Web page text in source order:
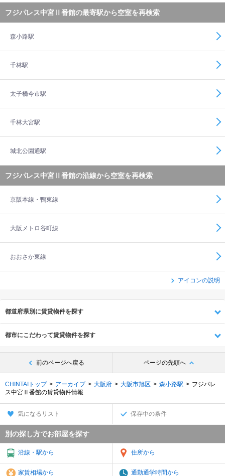
フジパレス中宮Ⅱ番館の最寄駅から空室を再検索
森小路駅
千林駅
太子橋今市駅
千林大宮駅
城北公園通駅
フジパレス中宮Ⅱ番館の沿線から空室を再検索
京阪本線・鴨東線
大阪メトロ谷町線
おおさか東線
アイコンの説明
都道府県別に賃貸物件を探す
都市にこだわって賃貸物件を探す
前のページへ戻る ページの先頭へ
CHINTAIトップ アーカイブ 大阪府 大阪市旭区 森小路駅
フジパレ
ス中宮Ⅱ番館の賃貸物件情報
気になるリスト 保存中の条件
別の探し方でお部屋を探す
沿線・駅から 住所から
家賃相場から 通勤通学時間から